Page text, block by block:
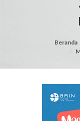
Beranda